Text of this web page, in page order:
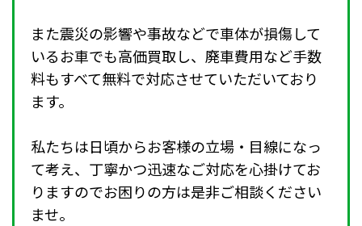
また震災の影響や事故などで車体が損傷して
いるお車でも高価買取し、廃車費用など手数
料もすべて無料で対応させていただいており
ます。
私たちは日頃からお客様の立場・目線になっ
て考え、丁寧かつ迅速なご対応を心掛けてお
りますのでお困りの方は是非ご相談ください
ませ。